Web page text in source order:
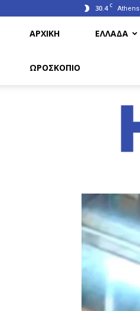
30.4 C Athens
ΑΡΧΙΚΗ ΕΛΛΑΔΑ
ΩΡΟΣΚΟΠΙΟ